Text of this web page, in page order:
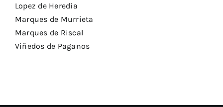
Lopez de Heredia
Marques de Murrieta
Marques de Riscal
Viñedos de Paganos